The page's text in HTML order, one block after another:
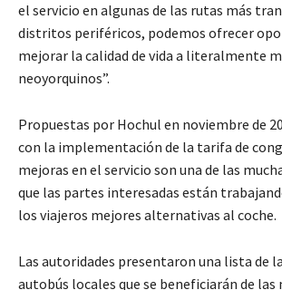
el servicio en algunas de las rutas más
distritos periféricos, podemos ofrecer
mejorar la calidad de vida a literalmente
neoyorquinos”.
Propuestas por Hochul en noviembre de
con la implementación de la tarifa de
mejoras en el servicio son una de las
que las partes interesadas están
los viajeros mejores alternativas al coche.
Las autoridades presentaron una lista de
autobús locales que se beneficiarán de las